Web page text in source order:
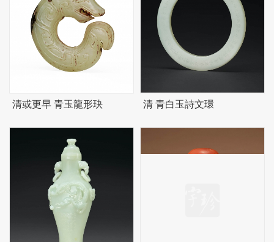
清或更早 青玉龍形玦 清 青白玉詩文環